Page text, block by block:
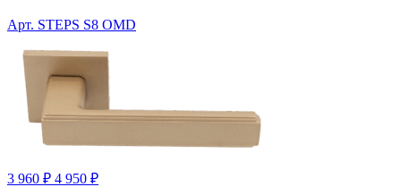
Арт. STEPS S8 OMD
3 960 ₽ 4 950 ₽